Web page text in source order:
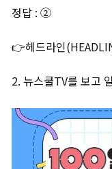
정답 : ②
👉헤드라인
2. 뉴스쿨TV를 보고